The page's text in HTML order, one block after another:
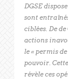
DGSE
sont
ciblées. De
actions
le « permis
pouvoir.
révèle ces